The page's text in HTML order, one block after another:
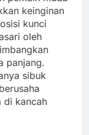
keinginan
kunci
oleh
panjang.
sibuk
di kancah